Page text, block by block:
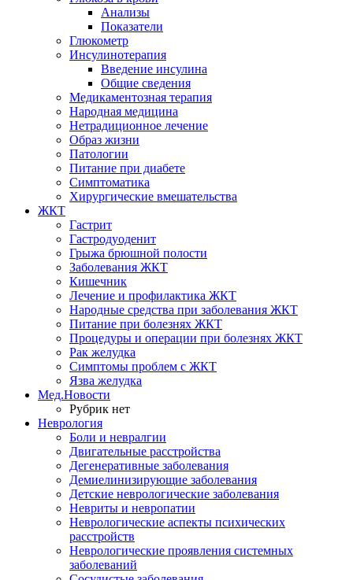
Анализы
Показатели
Глюкометр
Инсулинотерапия
Введение инсулина
Общие сведения
Медикаментозная терапия
Народная медицина
Нетрадиционное лечение
Образ жизни
Патологии
Питание при диабете
Симптоматика
Хирургические вмешательства
ЖКТ
Гастрит
Гастродуоденит
Грыжа брюшной полости
Заболевания ЖКТ
Кишечник
Лечение и профилактика ЖКТ
Народные средства при заболевания ЖКТ
Питание при болезнях ЖКТ
Процедуры и операции при болезнях ЖКТ
Рак желудка
Симптомы проблем с ЖКТ
Язва желудка
Мед.Новости
Рубрик нет
Неврология
Боли и невралгии
Двигательные расстройства
Дегенеративные заболевания
Демиелинизирующие заболевания
Детские неврологические заболевания
Невриты и невропатии
Неврологические аспекты психических
расстройств
Неврологические проявления системных
заболеваний